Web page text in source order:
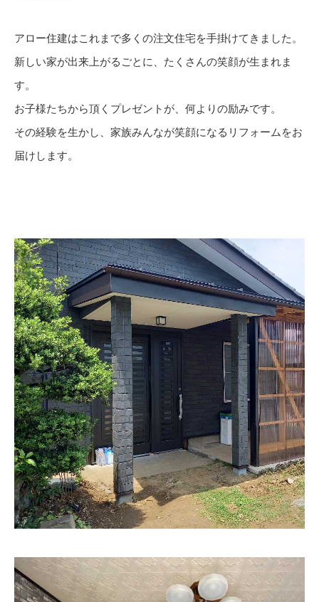
アロー住建はこれまで多くの注文住宅を手掛けてきました。
新しい家が出来上がるごとに、たくさんの笑顔が生まれま
す。
お子様たちから頂くプレゼントが、何よりの励みです。
その経験を生かし、家族みんなが笑顔になるリフォームをお
届けします。